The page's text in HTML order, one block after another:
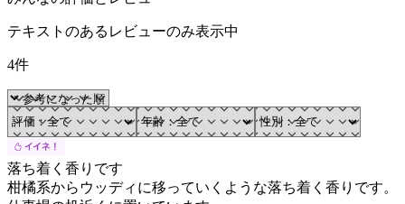
テキストのあるレビューのみ表示中
4件
落ち着く香りです
柑橘系からウッディに移っていくような落ち着く香りです。